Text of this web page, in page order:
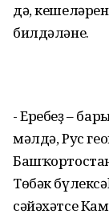
дә,
билдәләне.
- Еребеҙ –
мәлдә, Рус
Төбәк
сәйәхәтсе